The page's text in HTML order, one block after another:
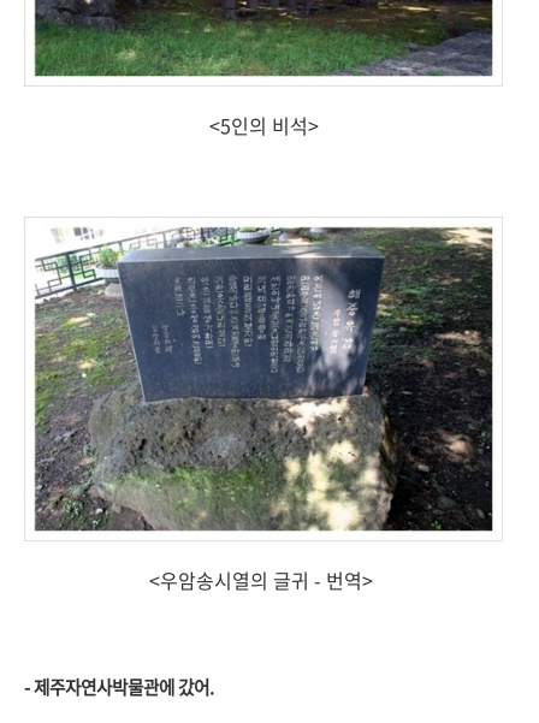
<5인의 비석>
<우암송시열의 글귀 - 번역>
- 제주자연사박물관에 갔어.